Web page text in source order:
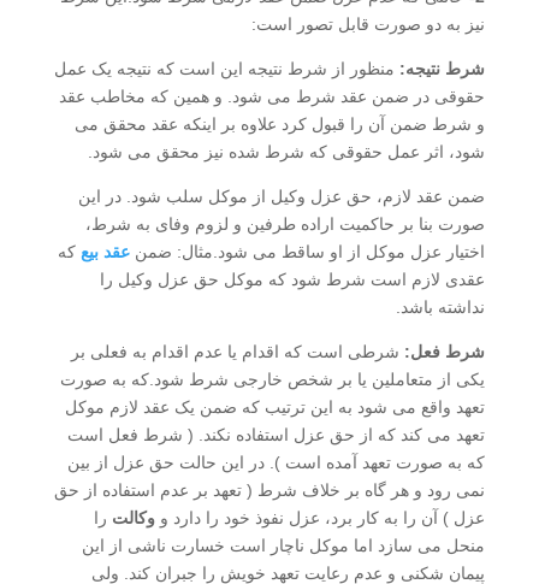
نیز به دو صورت قابل تصور است:
شرط نتیجه: منظور از شرط نتیجه این است که نتیجه یک عمل
حقوقی در ضمن عقد شرط می شود. و همین که مخاطب عقد
و شرط ضمن آن را قبول کرد علاوه بر اینکه عقد محقق می
شود، اثر عمل حقوقی که شرط شده نیز محقق می شود.
ضمن عقد لازم، حق عزل وکیل از موکل سلب شود. در این
صورت بنا بر حاکمیت اراده طرفین و لزوم وفای به شرط،
اختیار عزل موکل از او ساقط می شود.مثال: ضمن عقد بیع که
عقدی لازم است شرط شود که موکل حق عزل وکیل را
نداشته باشد.
شرط فعل: شرطی است که اقدام یا عدم اقدام به فعلی بر
یکی از متعاملین یا بر شخص خارجی شرط شود.که به صورت
تعهد واقع می شود به این ترتیب که ضمن یک عقد لازم موکل
تعهد می کند که از حق عزل استفاده نکند. ( شرط فعل است
که به صورت تعهد آمده است ). در این حالت حق عزل از بین
نمی رود و هر گاه بر خلاف شرط ( تعهد بر عدم استفاده از حق
عزل ) آن را به کار برد، عزل نفوذ خود را دارد و وکالت را
منحل می سازد اما موکل ناچار است خسارت ناشی از این
پیمان شکنی و عدم رعایت تعهد خویش را جبران کند. ولی